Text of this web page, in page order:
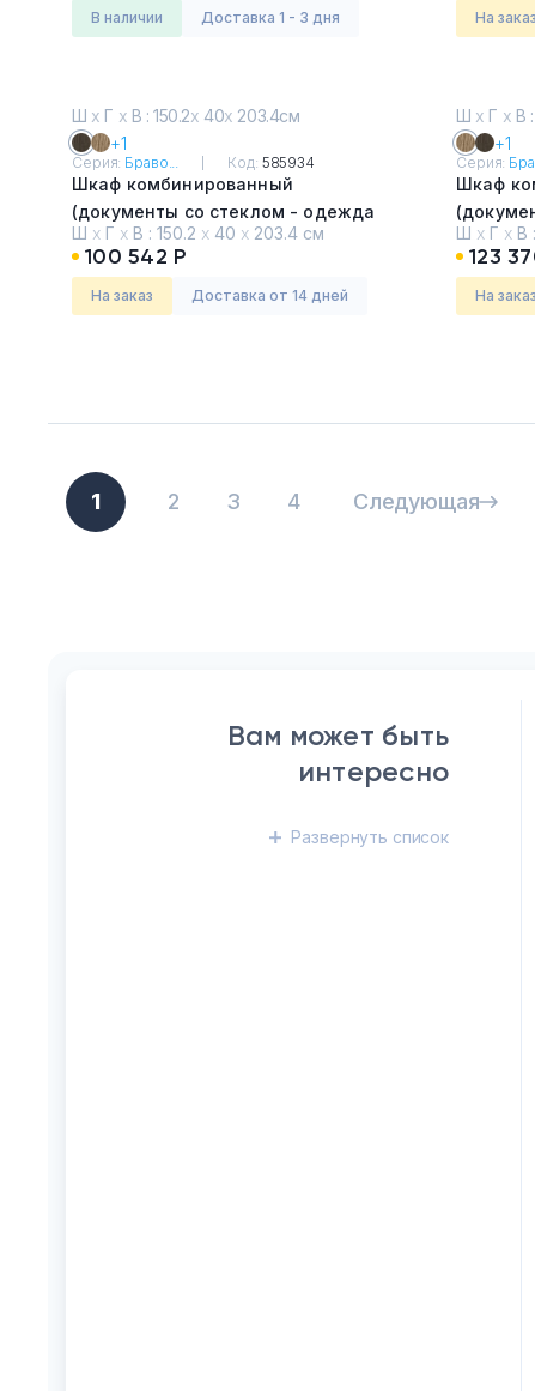
в наличии Доставка 1 - 3 дня На заказ
Ш х Г х В : 150.2х 40х 203.4см
+1
Серия: Браво... Код: 585934
Шкаф комбинированный
(документы со стеклом - одежда
узкий)
Дуб гладстоун тёмный
Ш х Г х В : 150.2 х 40 х 203.4 см
100 542 Р
На заказ Доставка от 14 дней
Ш х Г х В
+1
Серия:
Шкаф
с
Дуб
Ш х Г х В :
123
На заказ
1 2 3 4 Следующая
Вам может быть
интересно
Развернуть список